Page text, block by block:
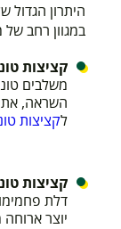
היתרון הגדול
במגוון רחב
קציצות
משלבים
השראה,
לקציצות
קציצות
דלת
יוצר